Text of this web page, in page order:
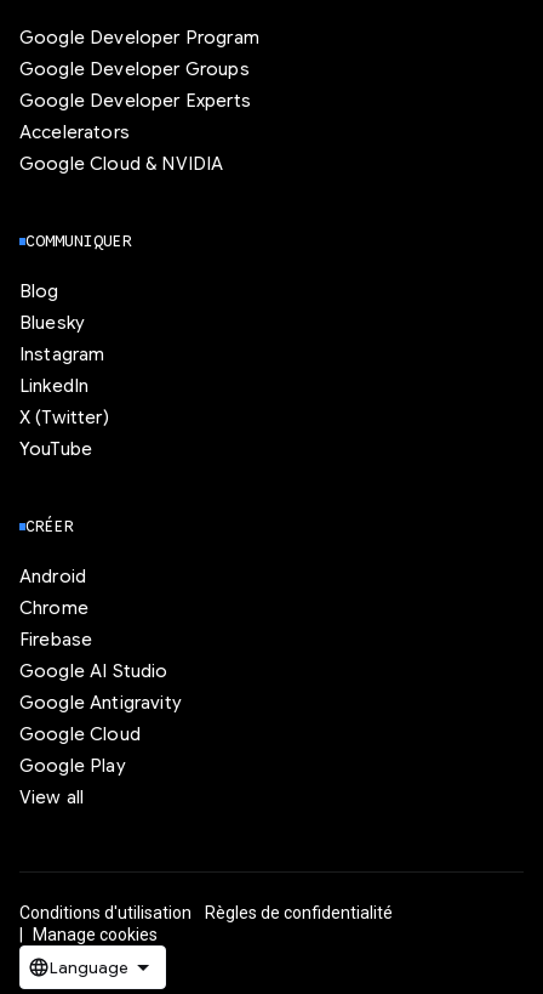
Google Developer Program
Google Developer Groups
Google Developer Experts
Accelerators
Google Cloud & NVIDIA
COMMUNIQUER
Blog
Bluesky
Instagram
LinkedIn
X (Twitter)
YouTube
CRÉER
Android
Chrome
Firebase
Google AI Studio
Google Antigravity
Google Cloud
Google Play
View all
Conditions d'utilisation
Règles de confidentialité
Manage cookies